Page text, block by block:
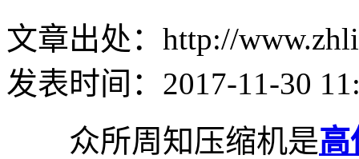
文章出处：http://
发表时间：2017-11-30
众所周知压缩机是高